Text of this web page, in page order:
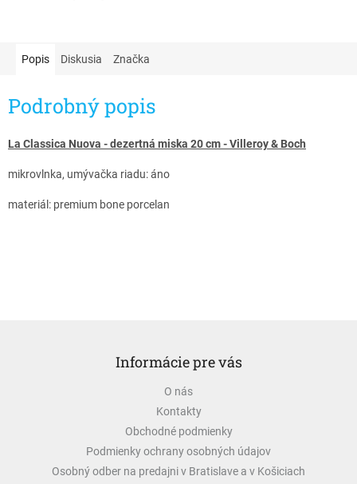
Popis Diskusia Značka
Podrobný popis
La Classica Nuova - dezertná miska 20 cm - Villeroy & Boch
mikrovlnka, umývačka riadu: áno
materiál: premium bone porcelan
Informácie pre vás
O nás
Kontakty
Obchodné podmienky
Podmienky ochrany osobných údajov
Osobný odber na predajni v Bratislave a v Košiciach